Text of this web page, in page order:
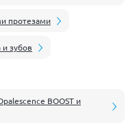
протезами
зубов
BOOST и